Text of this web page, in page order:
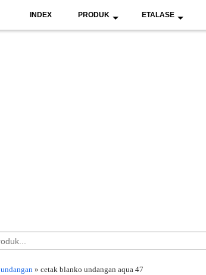
INDEX PRODUK ETALASE
undangan » cetak blanko undangan aqua 47